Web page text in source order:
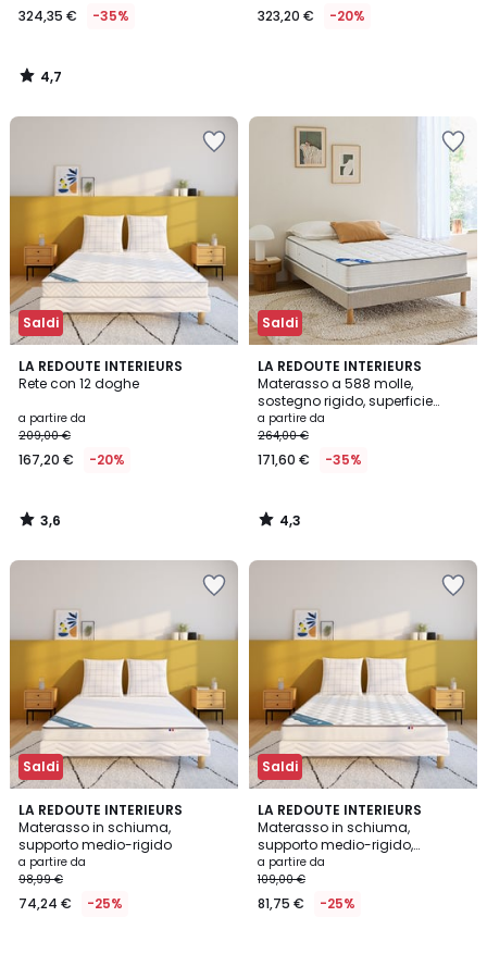
324,35 € -35%
4,7
/
323,20 € -20%
Saldi
LA REDOUTE INTERIEURS
Rete con 12 doghe
a partire da
209,00 €
167,20 € -20%
3,6
/ 5
3,6
/
Saldi
LA REDOUTE INTERIEURS
Materasso a 588 molle,
sostegno rigido, superficie
morbida
a partire da
264,00 €
171,60 € -35%
4,3
/ 5
4,3
/
Saldi
LA REDOUTE INTERIEURS
Materasso in schiuma,
supporto medio-rigido
a partire da
98,99 €
74,24 € -25%
3,8
/ 5
Saldi
LA REDOUTE INTERIEURS
Materasso in schiuma,
supporto medio-rigido,
superficie morbida
a partire da
109,00 €
81,75 € -25%
4,1
/ 5